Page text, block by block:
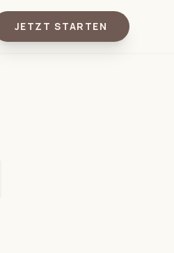
JETZT STARTEN